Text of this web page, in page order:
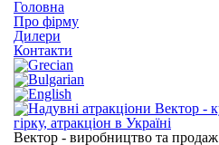
Головна
Про фірму
Дилери
Контакти
Вектор - виробництво та продаж